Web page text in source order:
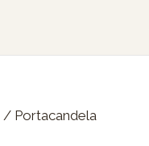
/ Portacandela